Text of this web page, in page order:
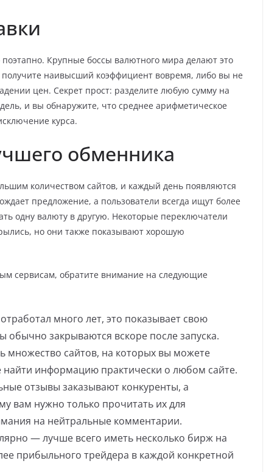
Крупные боссы валютного мира делают это
наивысший коэффициент вовремя, либо вы не
цен. Секрет прост: разделите любую сумму на
и вы обнаружите, что среднее арифметическое
курса.
обменника
количеством сайтов, и каждый день появляются
предложение, а пользователи всегда ищут более
одну валюту в другую. Некоторые переключатели
но они также показывают хорошую
сервисам, обратите внимание на следующие
много лет, это показывает свою
закрываются вскоре после запуска.
множество сайтов, на которых вы можете
информацию практически о любом сайте.
отзывы заказывают конкуренты, а
вам нужно только прочитать их для
на нейтральные комментарии.
— лучше всего иметь несколько бирж на
прибыльного трейдера в каждой конкретной